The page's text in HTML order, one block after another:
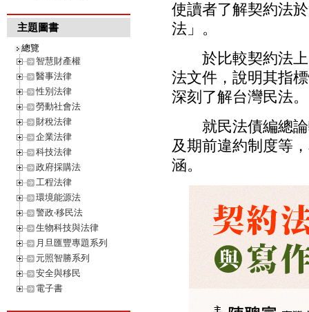
主題圖書
總覽
智慧財產權
醫事法律
性別法律
勞動社會法
財稅法律
企業法律
科技法律
政府採購法
工程法律
環境能源法
警政‧移民法
生物科技與法律
月旦匯豐專題系列
元照智勝系列
安全與移民
電子書
使讀者了解契約法
法」。
於比較契約法上
法文件，說明其指
深刻了解台灣民法。
就民法債編總論
及期前違約制度等
涵。